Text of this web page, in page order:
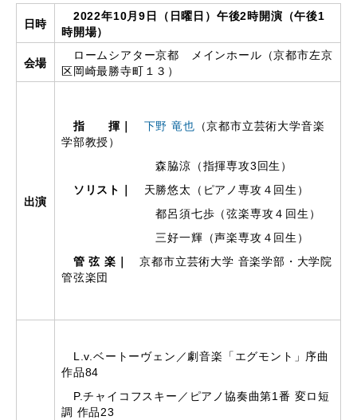
日時
2022年10月9日（日曜日）午後2時開演（午後1
時開場）
会場
ロームシアター京都 メインホール（京都市左京
区岡崎最勝寺町１３）
出演
指 揮｜ 下野 竜也 （京都市立芸術大学音楽
学部教授）
森脇涼（指揮専攻3回生）
ソリスト｜
天勝悠太（ピアノ専攻４回生）
都呂須七歩（弦楽専攻４回生）
三好一輝（声楽専攻４回生）
管 弦 楽｜京都市立芸術大学 音楽学部・大学院
管弦楽団
L.v.ベートーヴェン／劇音楽「エグモント」序曲
作品84
P.チャイコフスキー／ピアノ協奏曲第1番 変ロ短
調 作品23